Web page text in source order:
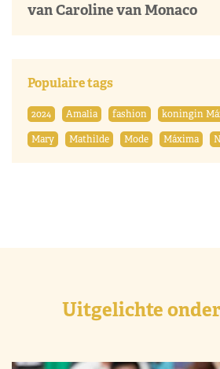
van Caroline van Monaco
Populaire tags
2024 Amalia fashion koningin
Mary
Mathilde Mode Máxima
Uitgelichte